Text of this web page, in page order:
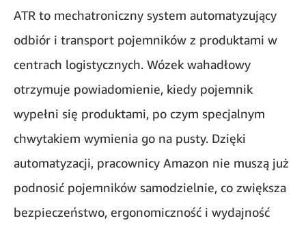
ATR to mechatroniczny system automatyzujący
odbiór i transport pojemników z produktami w
centrach logistycznych. Wózek wahadłowy
otrzymuje powiadomienie, kiedy pojemnik
wypełni się produktami, po czym specjalnym
chwytakiem wymienia go na pusty. Dzięki
automatyzacji, pracownicy Amazon nie muszą już
podnosić pojemników samodzielnie, co zwiększa
bezpieczeństwo, ergonomiczność i wydajność